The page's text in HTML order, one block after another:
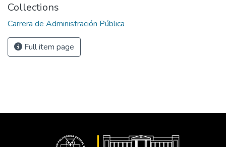
Collections
Carrera de Administración Pública
Full item page